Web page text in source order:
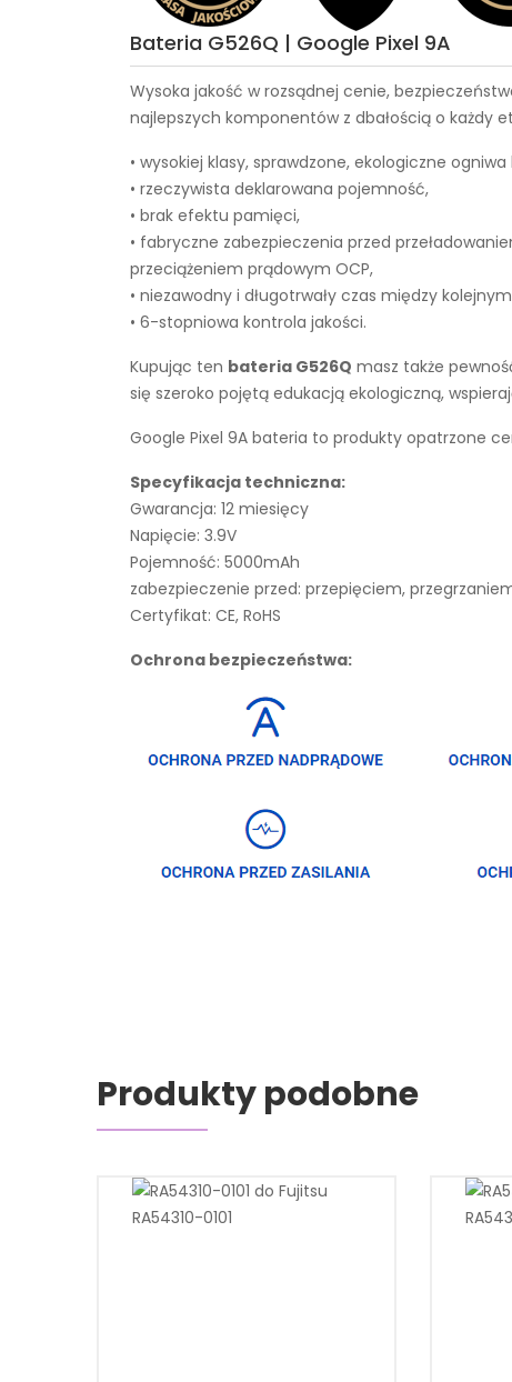
Bateria G526Q | Google Pixel 9A
Wysoka jakość w rozsądnej cenie,
najlepszych komponentów z dbałością o każdy
• wysokiej klasy, sprawdzone, ekologiczne
• rzeczywista deklarowana pojemność,
• brak efektu pamięci,
• fabryczne zabezpieczenia przed
przeciążeniem prądowym OCP,
• niezawodny i długotrwały czas między
• 6-stopniowa kontrola jakości.
Kupując ten bateria G526Q masz także
się szeroko pojętą edukacją ekologiczną,
Google Pixel 9A bateria to produkty opatrzone
Specyfikacja techniczna:
Gwarancja: 12 miesięcy
Napięcie: 3.9V
Pojemność: 5000mAh
zabezpieczenie przed: przepięciem,
Certyfikat: CE, RoHS
Ochrona bezpieczeństwa:
Produkty podobne